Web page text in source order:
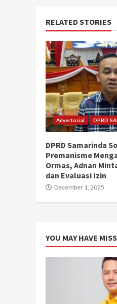
RELATED STORIES
Advertorial DPRD
DPRD Samarinda
Premanisme
Ormas, Adnan
dan Evaluasi Izin
December 1, 2025
YOU MAY HAVE